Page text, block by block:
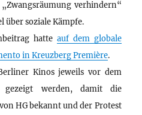
„Zwangsräumung verhindern“
über soziale Kämpfe.
hatte auf dem globale
in Kreuzberg Première.
Kinos jeweils vor dem
gezeigt werden, damit die
HG bekannt und der Protest